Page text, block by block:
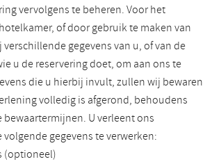
vervolgens te beheren. Voor het
of door gebruik te maken van
gegevens van u, of van de
u de reservering doet, om aan ons te
die u hierbij invult, zullen wij bewaren
volledig is afgerond, behoudens
U verleent ons
gegevens te verwerken:
(optioneel)